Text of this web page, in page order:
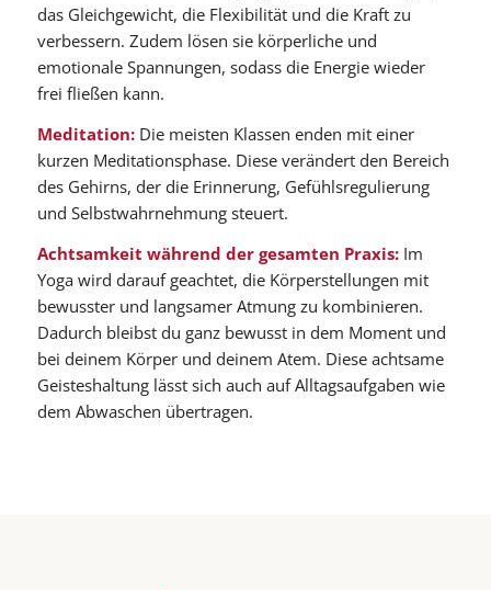
das Gleichgewicht, die Flexibilität und die Kraft zu
verbessern. Zudem lösen sie körperliche und
emotionale Spannungen, sodass die Energie wieder
frei fließen kann.
Meditation:Die meisten Klassen enden mit einer
kurzen Meditationsphase. Diese verändert den Bereich
des Gehirns, der die Erinnerung, Gefühlsregulierung
und Selbstwahrnehmung steuert.
Achtsamkeit während der gesamten Praxis: Im
Yoga wird darauf geachtet, die Körperstellungen mit
bewusster und langsamer Atmung zu kombinieren.
Dadurch bleibst du ganz bewusst in dem Moment und
bei deinem Körper und deinem Atem. Diese achtsame
Geisteshaltung lässt sich auch auf Alltagsaufgaben wie
dem Abwaschen übertragen.